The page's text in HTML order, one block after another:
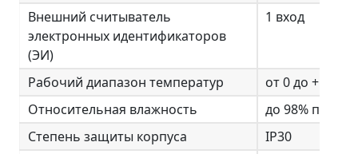
Внешний считыватель
электронных идентификаторов
(ЭИ)
1 вход
Рабочий диапазон температур
от 0 до +50 °C
Относительная влажность
до 98% при
Степень защиты корпуса
IР30